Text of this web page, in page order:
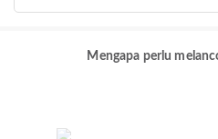
Mengapa perlu